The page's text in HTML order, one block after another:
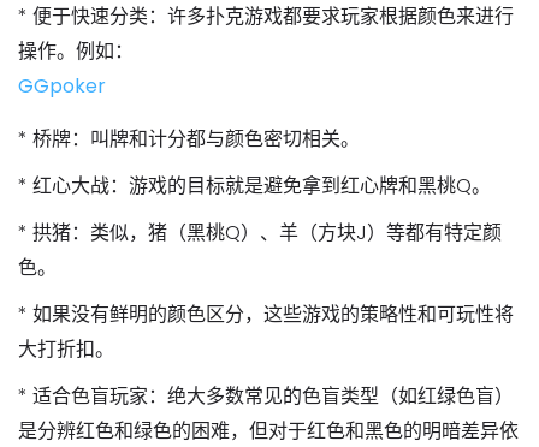
* 便于快速分类：许多扑克游戏都要求玩家根据颜色来进行
操作。例如：
GGpoker
* 桥牌：叫牌和计分都与颜色密切相关。
* 红心大战：游戏的目标就是避免拿到红心牌和黑桃Q。
* 拱猪：类似，猪（黑桃Q）、羊（方块J）等都有特定颜
色。
* 如果没有鲜明的颜色区分，这些游戏的策略性和可玩性将
大打折扣。
* 适合色盲玩家：绝大多数常见的色盲类型（如红绿色盲）
是分辨红色和绿色的困难，但对于红色和黑色的明暗差异依